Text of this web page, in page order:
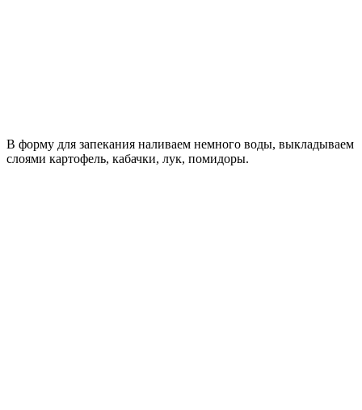
В форму для запекания наливаем немного воды, выкладываем
слоями картофель, кабачки, лук, помидоры.